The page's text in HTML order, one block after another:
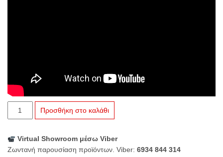
GK341
Glitter
Blue
ποσότητα
Προσθήκη στο καλάθι
Virtual Showroom μέσω Viber
Ζωντανή παρουσίαση προϊόντων. Viber: 6934 844 314